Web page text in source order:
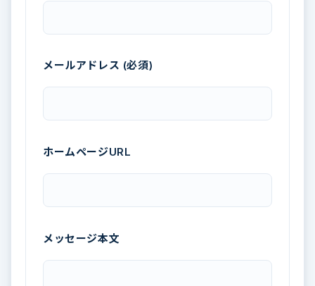
メールアドレス (必須)
ホームページURL
メッセージ本文